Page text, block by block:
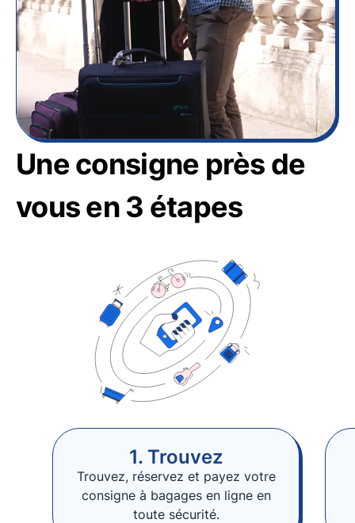
Une consigne près de
vous en 3 étapes
1. Trouvez
Trouvez, réservez et payez votre
consigne à bagages en ligne en
toute sécurité.